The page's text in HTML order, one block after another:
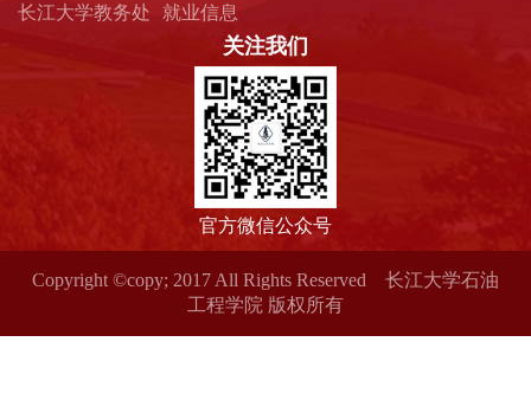
长江大学教务处
就业信息
关注我们
官方微信公众号
Copyright ©copy; 2017 All Rights Reserved 长江大学石油
工程学院 版权所有